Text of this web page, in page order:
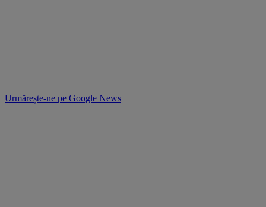
Urmărește-ne pe Google News